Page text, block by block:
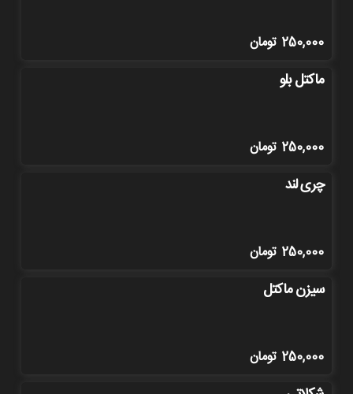
250,000 تومان
ماکتل بلو
250,000 تومان
چری لند
250,000 تومان
سیزن ماکتل
250,000 تومان